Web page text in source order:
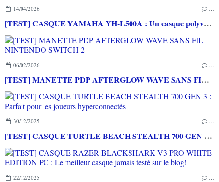
14/04/2026 …
[TEST] CASQUE YAMAHA YH-L500A : Un casque polyvalent parfait pour les audiophiles
06/02/2026 …
[TEST] MANETTE PDP AFTERGLOW WAVE SANS FIL NINTENDO SWITCH 2
30/12/2025 …
[TEST] CASQUE TURTLE BEACH STEALTH 700 GEN 3 : Parfait pour les joueurs hyperconnectés
22/12/2025 …